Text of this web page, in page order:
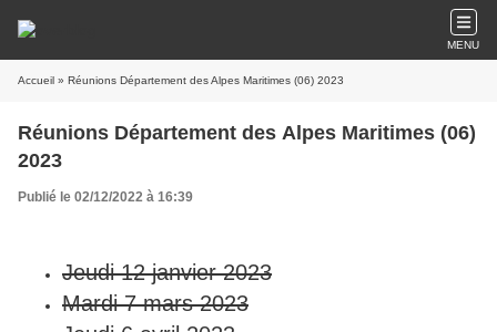
MENU
Accueil » Réunions Département des Alpes Maritimes (06) 2023
Réunions Département des Alpes Maritimes (06)
2023
Publié le 02/12/2022 à 16:39
Jeudi 12 janvier 2023
Mardi 7 mars 2023